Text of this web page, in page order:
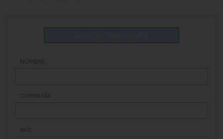
NOMBRE
COMPANÍA
PAÍS